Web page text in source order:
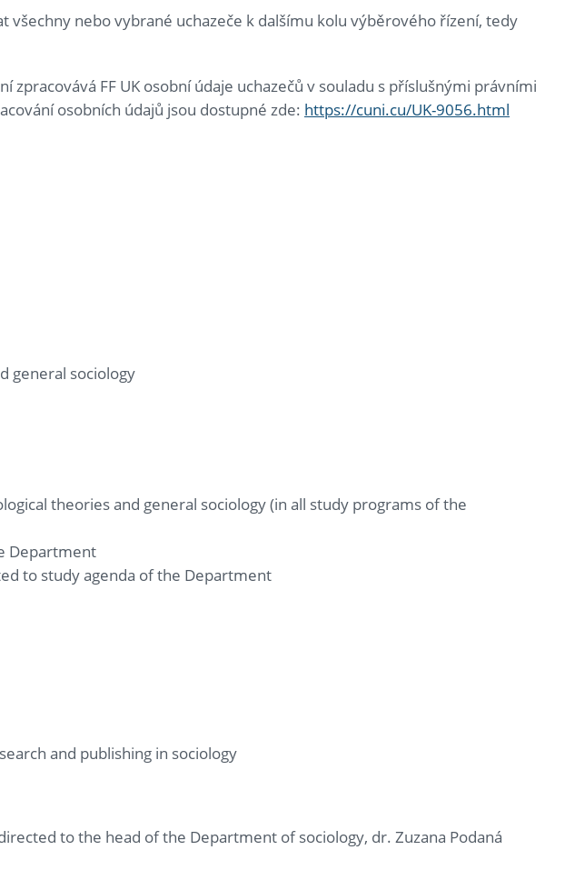
všechny nebo vybrané uchazeče k dalšímu kolu výběrového řízení, tedy
zpracovává FF UK osobní údaje uchazečů v souladu s příslušnými právními
osobních údajů jsou dostupné zde: https://cuni.cu/UK-9056.html
general sociology
theories and general sociology (in all study programs of the
Department
to study agenda of the Department
and publishing in sociology
to the head of the Department of sociology, dr. Zuzana Podaná